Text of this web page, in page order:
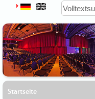
Startseite